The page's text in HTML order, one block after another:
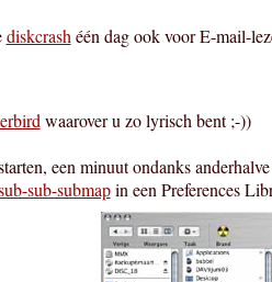
diskcrashéén dag ook voor E-mail-
waarover u zo lyrisch bent ;-))
een minuut ondanks
sub-submapin een Preferences